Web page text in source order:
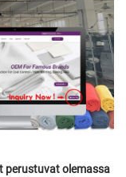
perustuvat olemassa